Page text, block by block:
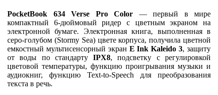
PocketBook 634 Verse Pro Color — первый в мире
компактный 6-дюймовый ридер с цветным экраном на
электронной бумаге. Электронная книга, выполненная в
серо-голубом (Stormy Sea) цвете корпуса, получила цветной
емкостный мультисенсорный экран E Ink Kaleido 3, защиту
от воды по стандартуIPX8, подсветку с регулировкой
цветовой температуры, функцию проигрывания музыки и
аудиокниг, функцию Text-to-Speech для преобразования
текста в речь.